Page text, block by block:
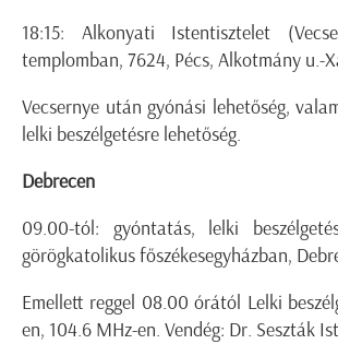
18:15: Alkonyati Istentisztelet
templomban, 7624, Pécs, Alkotmány u.-
Vecsernye után gyónási lehetőség,
lelki beszélgetésre lehetőség.
Debrecen
09.00-tól: gyóntatás, lelki
görögkatolikus főszékesegyházban,
Emellett reggel 08.00 órától Lelki
en, 104.6 MHz-en. Vendég: Dr. Seszták